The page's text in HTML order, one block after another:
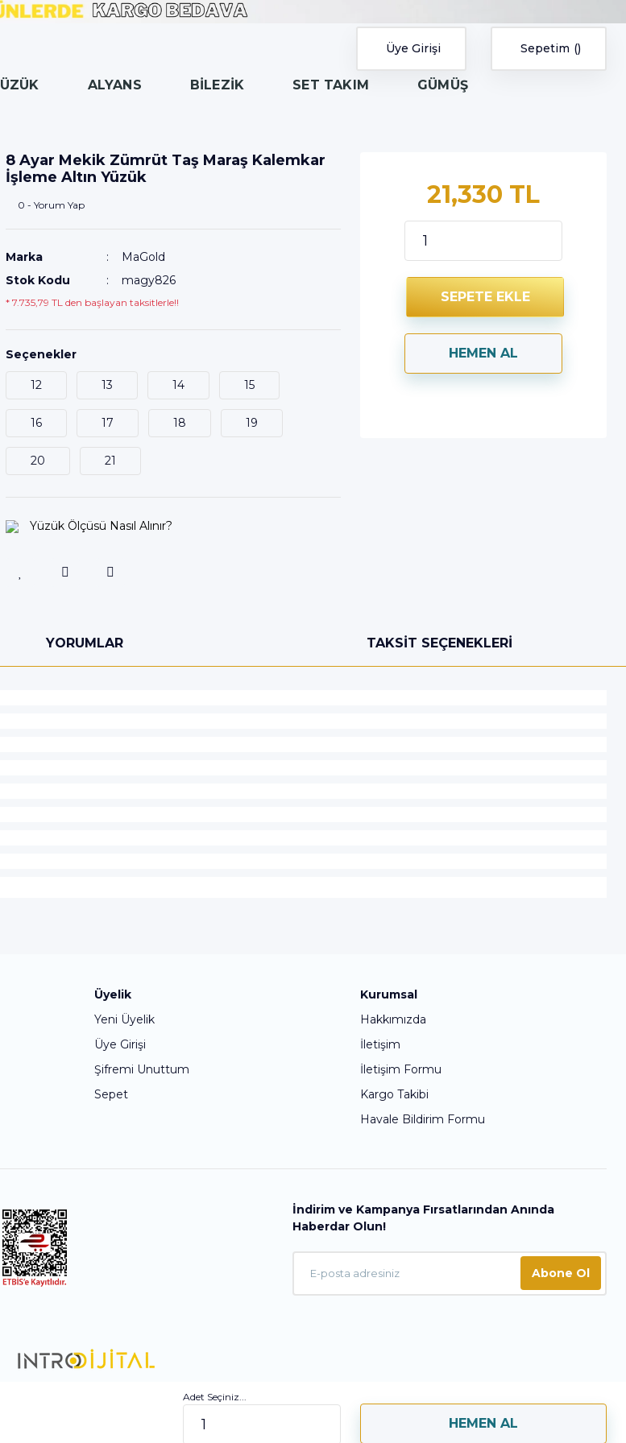
Üye Girişi Sepetim
ALYANS BİLEZİK SET TAKIM GÜMÜŞ
8 Ayar Mekik Zümrüt Taş Maraş Kalemkar
İşleme Altın Yüzük
0 - Yorum Yap
Marka
MaGold
Stok Kodu
magy826
* 7.735,79 TL den başlayan taksitlerle!!
Seçenekler
12 13 14 15
16 17 18 19
20 21
Yüzük Ölçüsü Nasıl Alınır?
21,330 TL
SEPETE EKLE
HEMEN AL
YORUMLAR TAKSIT SEÇENEKLERI
Yorum Yaz
Adet Seçiniz...
HEMEN AL
Üyelik
Yeni Üyelik
Üye Girişi
Şifremi Unuttum
Sepet
Kurumsal
Hakkımızda
İletişim
İletişim Formu
Kargo Takibi
Havale Bildirim Formu
İndirim ve Kampanya Fırsatlarından Anında
Haberdar Olun!
Abone Ol